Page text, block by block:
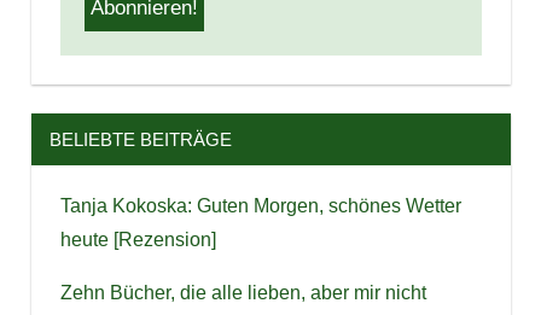
BELIEBTE BEITRÄGE
Tanja Kokoska: Guten Morgen, schönes Wetter
heute [Rezension]
Zehn Bücher, die alle lieben, aber mir nicht